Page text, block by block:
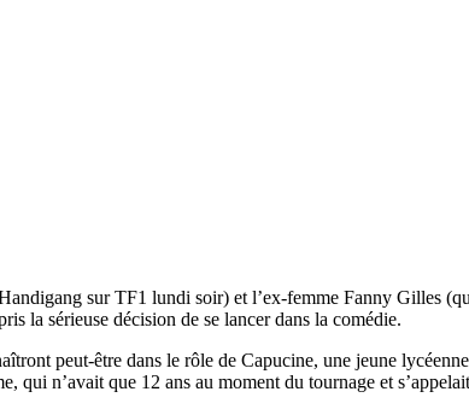
sur TF1 lundi soir) et l’ex-femme Fanny Gilles
la sérieuse décision de se lancer dans la comédie.
peut-être dans le rôle de Capucine, une jeune
n’avait que 12 ans au moment du tournage et